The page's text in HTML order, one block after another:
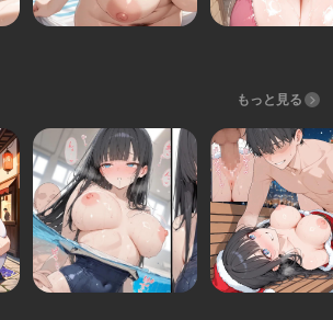
もっと見る